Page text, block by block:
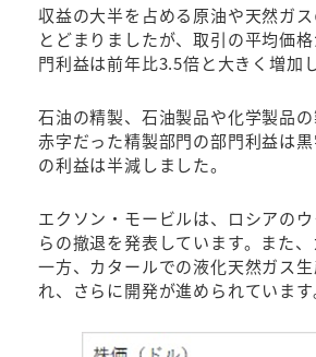
収益の大半を占める原油や天然ガ
とどまりましたが、取引の平均価
門利益は前年比3.5倍と大きく増加
石油の精製、石油製品や化学製品
赤字だった精製部門の部門利益は
の利益は半減しました。
エクソン・モービルは、ロシアの
らの撤退を発表しています。また
一方、カタールでの液化天然ガス
れ、さらに開発が進められています